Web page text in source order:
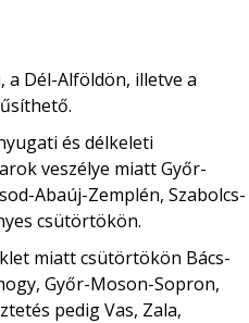
Dél-Alföldön, illetve a
és délkeleti
veszélye miatt Győr-
Abaúj-Zemplén, Szabolcs-
csütörtökön.
miatt csütörtökön Bács-
Győr-Moson-Sopron,
pedig Vas, Zala,